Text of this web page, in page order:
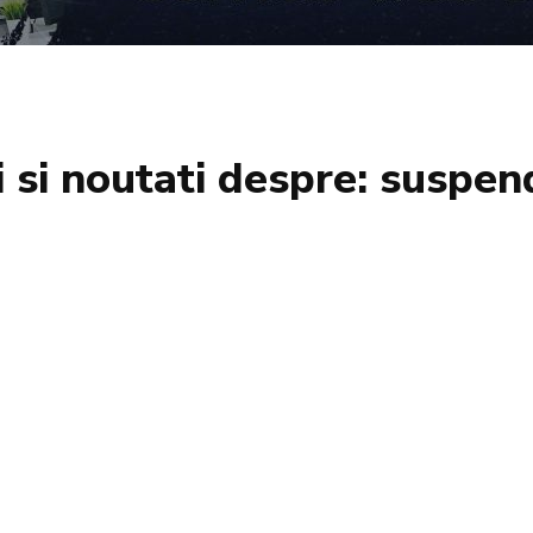
noutati despre: